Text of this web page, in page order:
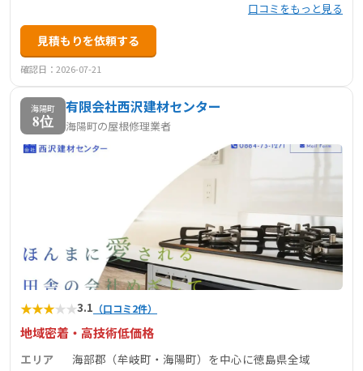
口コミをもっと見る
見積もりを依頼する
確認日：2026-07-21
海陽町
8位
有限会社西沢建材センター
海陽町の屋根修理業者
★★★★★3.1 （口コミ2件）
地域密着・高技術低価格
エリア
海部郡（牟岐町・海陽町）を中心に徳島県全域